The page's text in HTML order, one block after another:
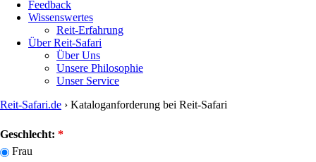
Feedback
Wissenswertes
Reit-Erfahrung
Über Reit-Safari
Über Uns
Unsere Philosophie
Unser Service
are
Reit-Safari.de › Kataloganforderung bei Reit-Safari
Geschlecht: *
Frau